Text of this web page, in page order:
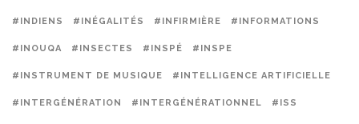
#INDIENS #INÉGALITÉS #INFIRMIÈRE #INFORMATIONS
#INOUQA #INSECTES #INSPÉ #INSPE
#INSTRUMENT DE MUSIQUE #INTELLIGENCE ARTIFICIELLE
#INTERGÉNÉRATION #INTERGÉNÉRATIONNEL #ISS